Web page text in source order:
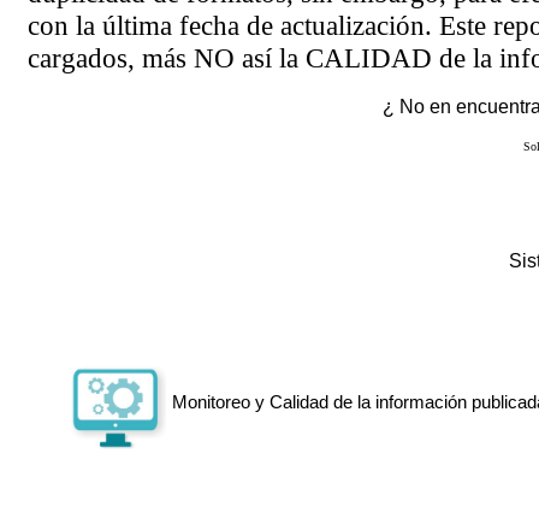
con la última fecha de actualización. Este
cargados, más NO así la CALIDAD de la
¿ No en
Monitoreo y Calidad de la información